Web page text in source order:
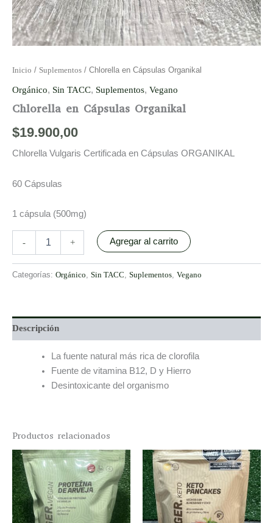
Inicio / Suplementos / Chlorella en Cápsulas Organikal
Orgánico, Sin TACC, Suplementos, Vegano
Chlorella en Cápsulas Organikal
$19.900,00
Chlorella Vulgaris Certificada en Cápsulas ORGANIKAL
60 Cápsulas
1 cápsula (500mg)
- + Agregar al carrito
Categorías: Orgánico Sin TACC Suplementos Vegano
Descripción
La fuente natural más rica de clorofila
Fuente de vitamina B12, D y Hierro
Desintoxicante del organismo
Productos relacionados
This
product
has
multiple
variants.